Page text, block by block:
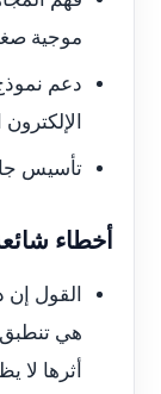
موجية
دعم
تأسيس
أخطاء
القول
هي
أثرها لا